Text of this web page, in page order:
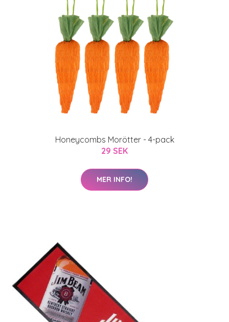
Honeycombs Morötter - 4-pack
29 SEK
MER INFO!